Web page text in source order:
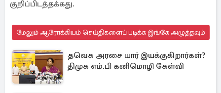
குறிப்பிடத்தக்கது.
மேலும் ஆரோக்கியம் செய்திகளைப் படிக்க இங்கே அழுத்தவும்
தவெக அரசை யார் இயக்குகிறார்கள்?
திமுக எம்.பி கனிமொழி கேள்வி